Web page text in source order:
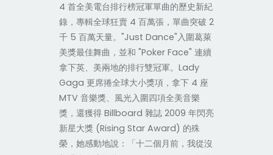
4 首全美電台排行榜冠軍單曲的歷史新紀
錄，專輯全球狂賣 4 百萬張，單曲突破 2
千 5 百萬天量。"Just Dance"入圍葛萊
美獎最佳舞曲，並和 "Poker Face" 連續
拿下英、美兩地的排行雙冠軍。Lady
Gaga 更席捲全球大小獎項，拿下 4 座
MTV 音樂獎、風光入圍四項全美音樂
獎，還獲得 Billboard 雜誌 2009 年閃亮
新星大獎 (Rising Star Award) 的殊
榮，她感動地說：「十二個月前，我從沒